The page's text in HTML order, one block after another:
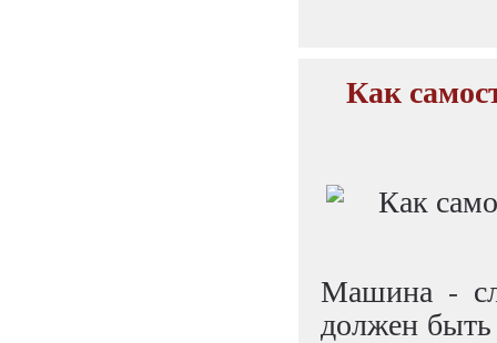
Как
Машина -
должен быть